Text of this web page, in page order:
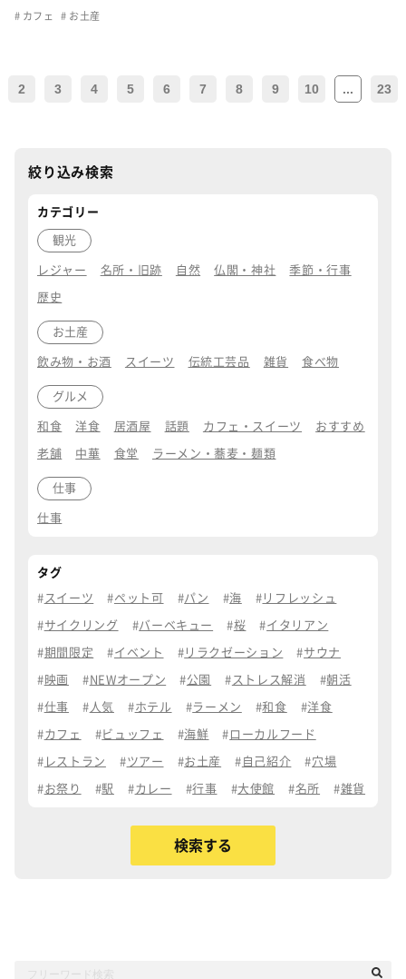
カフェ お土産
2 3 4 5 6 7 8 9 10 ... 23
絞り込み検索
カテゴリー
観光
レジャー 名所・旧跡 自然 仏閣・神社 季節・行事
歴史
お土産
飲み物・お酒 スイーツ 伝統工芸品 雑貨 食べ物
グルメ
和食 洋食 居酒屋 話題 カフェ・スイーツ おすすめ
老舗 中華 食堂 ラーメン・蕎麦・麺類
仕事
仕事
タグ
スイーツ ペット可 パン 海 リフレッシュ
サイクリング バーベキュー 桜 イタリアン
期間限定 イベント リラクゼーション サウナ
映画 NEWオープン 公園 ストレス解消 朝活
仕事 人気 ホテル ラーメン 和食 洋食
カフェ ビュッフェ 海鮮 ローカルフード
レストラン ツアー お土産 自己紹介 穴場
お祭り 駅 カレー 行事 大使館 名所 雑貨